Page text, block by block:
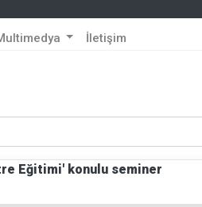
İletişim
Eğitimi' konulu seminer